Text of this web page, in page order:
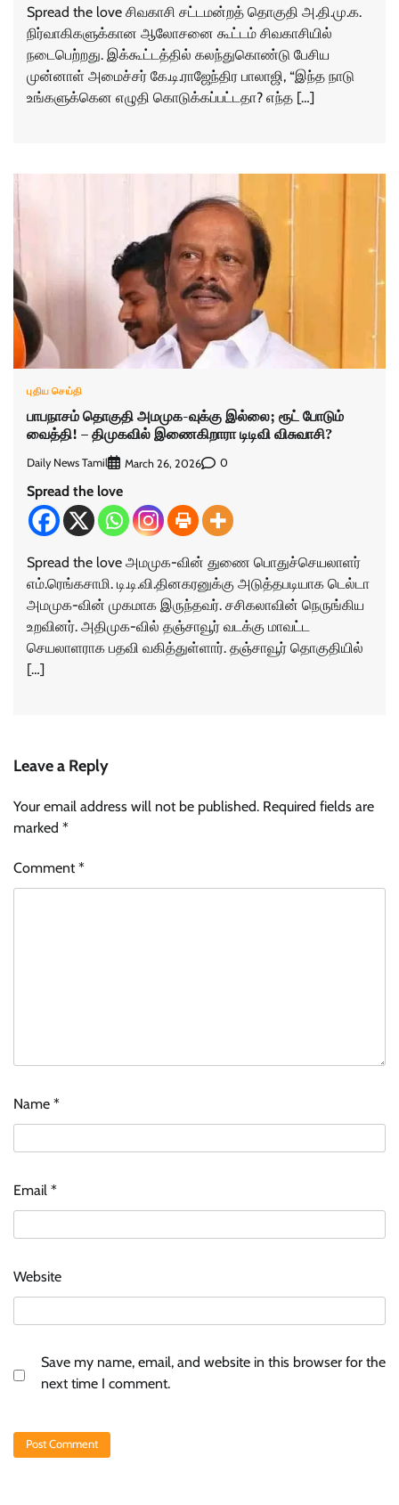
Spread the love சிவகாசி சட்டமன்றத் தொகுதி அ.தி.மு.க.
நிர்வாகிகளுக்கான ஆலோசனை கூட்டம் சிவகாசியில்
நடைபெற்றது. இக்கூட்டத்தில் கலந்துகொண்டு பேசிய
முன்னாள் அமைச்சர் கே.டி.ராஜேந்திர பாலாஜி, “இந்த நாடு
உங்களுக்கென எழுதி கொடுக்கப்பட்டதா? எந்த […]
புதிய செய்தி
பாபநாசம் தொகுதி அமமுக-வுக்கு இல்லை; ரூட் போடும்
வைத்தி! – திமுகவில் இணைகிறாரா டிடிவி விசுவாசி?
Daily News Tamil March 26, 2026 0
Spread the love
Spread the love அமமுக-வின் துணை பொதுச்செயலாளர்
எம்.ரெங்கசாமி. டி.டி.வி.தினகரனுக்கு அடுத்தபடியாக டெல்டா
அமமுக-வின் முகமாக இருந்தவர். சசிகலாவின் நெருங்கிய
உறவினர். அதிமுக-வில் தஞ்சாவூர் வடக்கு மாவட்ட
செயலாளராக பதவி வகித்துள்ளார். தஞ்சாவூர் தொகுதியில்
[…]
Leave a Reply
Your email address will not be published. Required fields are
marked *
Comment*
Name *
Email *
Website
Save my name, email, and website in this browser for the
next time I comment.